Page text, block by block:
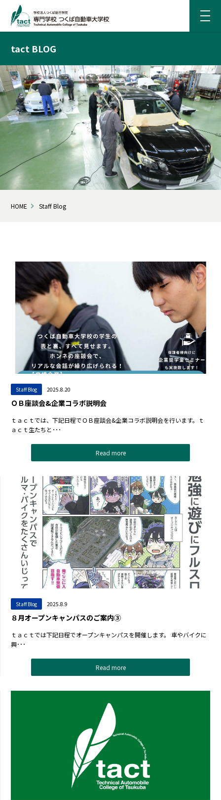
tact BLOG
HOME Staff Blog
Staff Blog 2025.8.20
ＯＢ座談会&企業コラボ説明会
ｔａｃｔでは、下記日程でＯＢ座談会&企業コラボ説明会を行います。ｔ
ａｃｔ生たちと･･･
Read more
Staff Blog 2025.8.9
８月オープンキャンパスのご案内③
ｔａｃｔでは下記日程でオープンキャンパスを開催します。 車やバイクに
興･･･
Read more